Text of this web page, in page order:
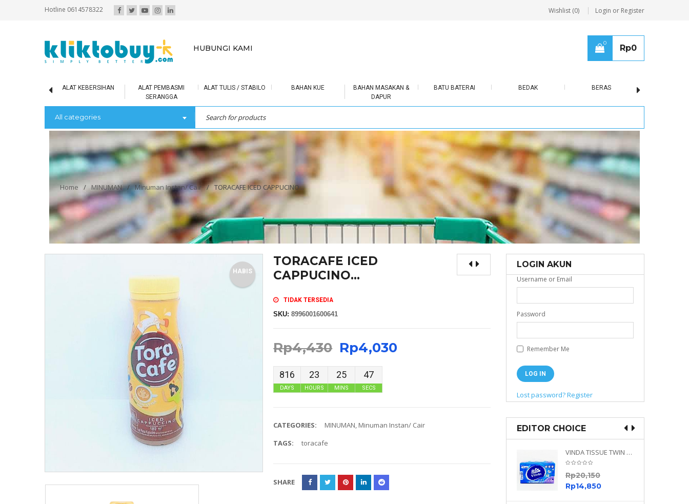
Hotline 0614578322 Wishlist (0) Login or Register
HUBUNGI KAMI
0
Rp0
ALAT KEBERSIHAN
ALAT PEMBASMI
SERANGGA
ALAT TULIS / STABILO BAHAN KUE
BAHAN MASAKAN &
DAPUR
BATU BATERAI BEDAK BERAS
All categories
Home / MINUMAN / Minuman Instan/ Cair / TORACAFE ICED CAPPUCINO...
HABIS
TORACAFE ICED
CAPPUCINO...
TIDAK TERSEDIA
SKU:8996001600641
Rp4,430 Rp4,030
816
DAYS
23
HOURS
25
MINS
47
SECS
CATEGORIES: MINUMAN, Minuman Instan/ Cair
TAGS:
toracafe
SHARE
LOGIN AKUN
Username or Email
Password
Remember Me
Lost password?Register
EDITOR CHOICE
108,780
Rp
87,024
VINDA TISSUE TWIN PACK 2 X 330 S
Rp20,150
Rp14,850